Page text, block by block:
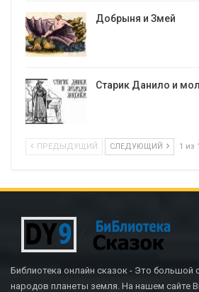
Добрыня и Змей
Старик Данило и
ПРЕДЫДУЩИЙ СЛЕДУЮЩИЙ 1 из
Библиотека онлайн сказок - Это большой
народов планеты земля. На нашем сайте